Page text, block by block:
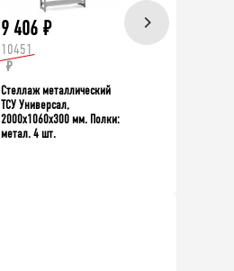
9 406 ₽
10451
₽
Стеллаж металлический
ТСУ Универсал,
2000x1060x300 мм. Полки:
метал. 4 шт.